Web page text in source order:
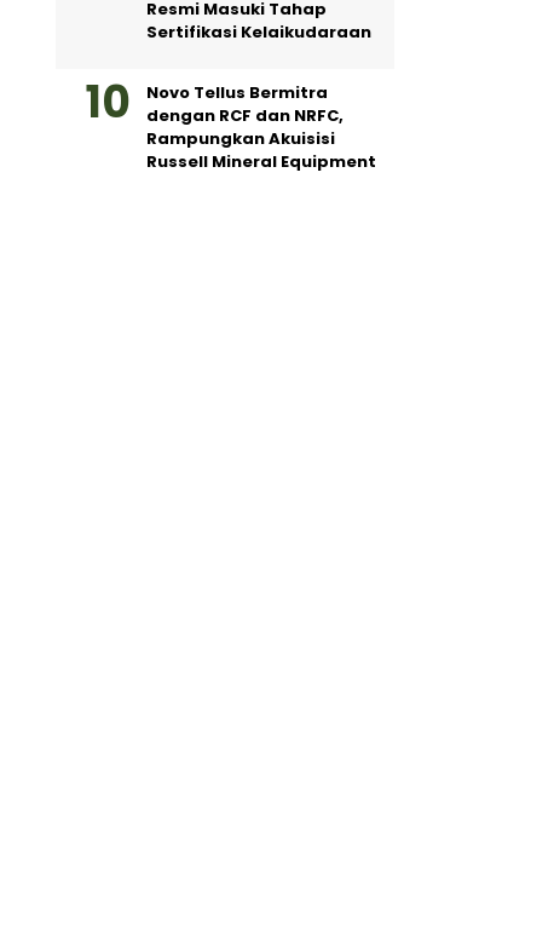
Resmi Masuki Tahap
Sertifikasi Kelaikudaraan
Novo Tellus Bermitra
dengan RCF dan NRFC,
Rampungkan Akuisisi
Russell Mineral Equipment